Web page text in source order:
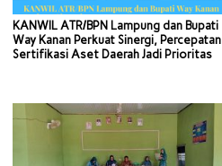
KANWIL ATR/BPN Lampung dan Bupati
Way Kanan Perkuat Sinergi, Percepatan
Sertifikasi Aset Daerah Jadi Prioritas